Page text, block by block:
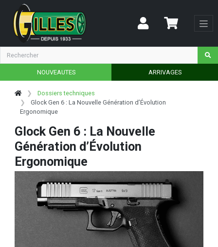
NOUVEAUTES ARRIVAGES
Dossiers techniques
Glock Gen 6 : La Nouvelle Génération d’Évolution
Ergonomique
Glock Gen 6 : La Nouvelle
Génération d’Évolution
Ergonomique